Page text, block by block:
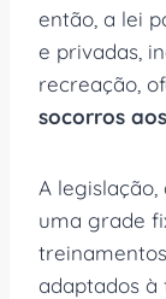
então, a lei
e privadas,
recreação,
socorros
A
uma grade
adaptados à